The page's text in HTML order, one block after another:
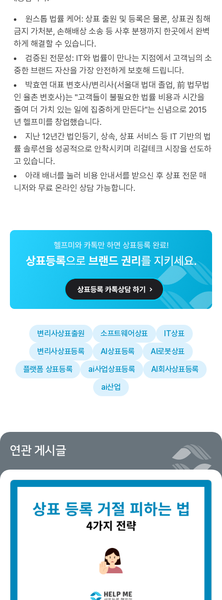
원스톱 법률 케어: 상표 출원 및 등록은 물론, 상표권 침해
금지 가처분, 손해배상 소송 등 사후 분쟁까지 한곳에서 완벽
하게 해결할 수 있습니다.
검증된 전문성: IT와 법률이 만나는 지점에서 고객님의 소
중한 브랜드 자산을 가장 안전하게 보호해 드립니다.
박효연 대표 변호사/변리사(서울대 법대 졸업, 前 법무법
인 율촌 변호사)는 "고객들이 불필요한 법률 비용과 시간을
줄여 더 가치 있는 일에 집중하게 만든다"는 신념으로 2015
년 헬프미를 창업했습니다.
지난 12년간 법인등기, 상속, 상표 서비스 등 IT 기반의 법
률 솔루션을 성공적으로 안착시키며 리걸테크 시장을 선도하
고 있습니다.
아래 배너를 눌러 비용 안내서를 받으신 후 상표 전문 매
니저와 무료 온라인 상담 가능합니다.
변리사상표출원 소프트웨어상표
IT상표
변리사상표등록
AI상표등록
AI로봇상표
플랫폼 상표등록
ai사업상표등록
AI회사상표등록
ai산업
연관 게시글